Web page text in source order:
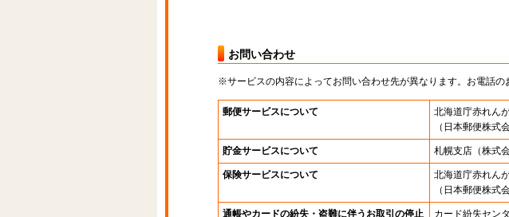
お問い合わせ
※サービスの内容によってお問い合わせ先が異なります。お電話の
郵便サービスについて
北海道庁赤れん
（日本郵便株式
貯金サービスについて 札幌支店 （株式
保険サービスについて
北海道庁赤れん
（日本郵便株式
通帳やカードの紛失・盗難に伴うお取引の停止 カード紛失セン